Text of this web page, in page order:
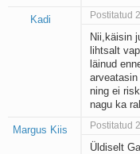
Kadi Postitatud
Nii,käisin
lihtsalt
läinud
ning ei
nagu ka
Margus Kiis Postitatud
Üldiselt